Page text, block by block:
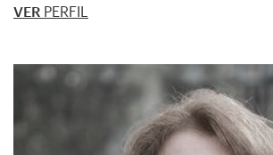
VER PERFIL